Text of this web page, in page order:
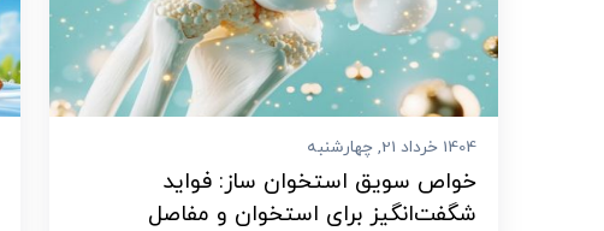
1404 خرداد 21, چهارشنبه
خواص سویق استخوان ساز: فواید
شگفت‌انگیز برای استخوان و مفاصل